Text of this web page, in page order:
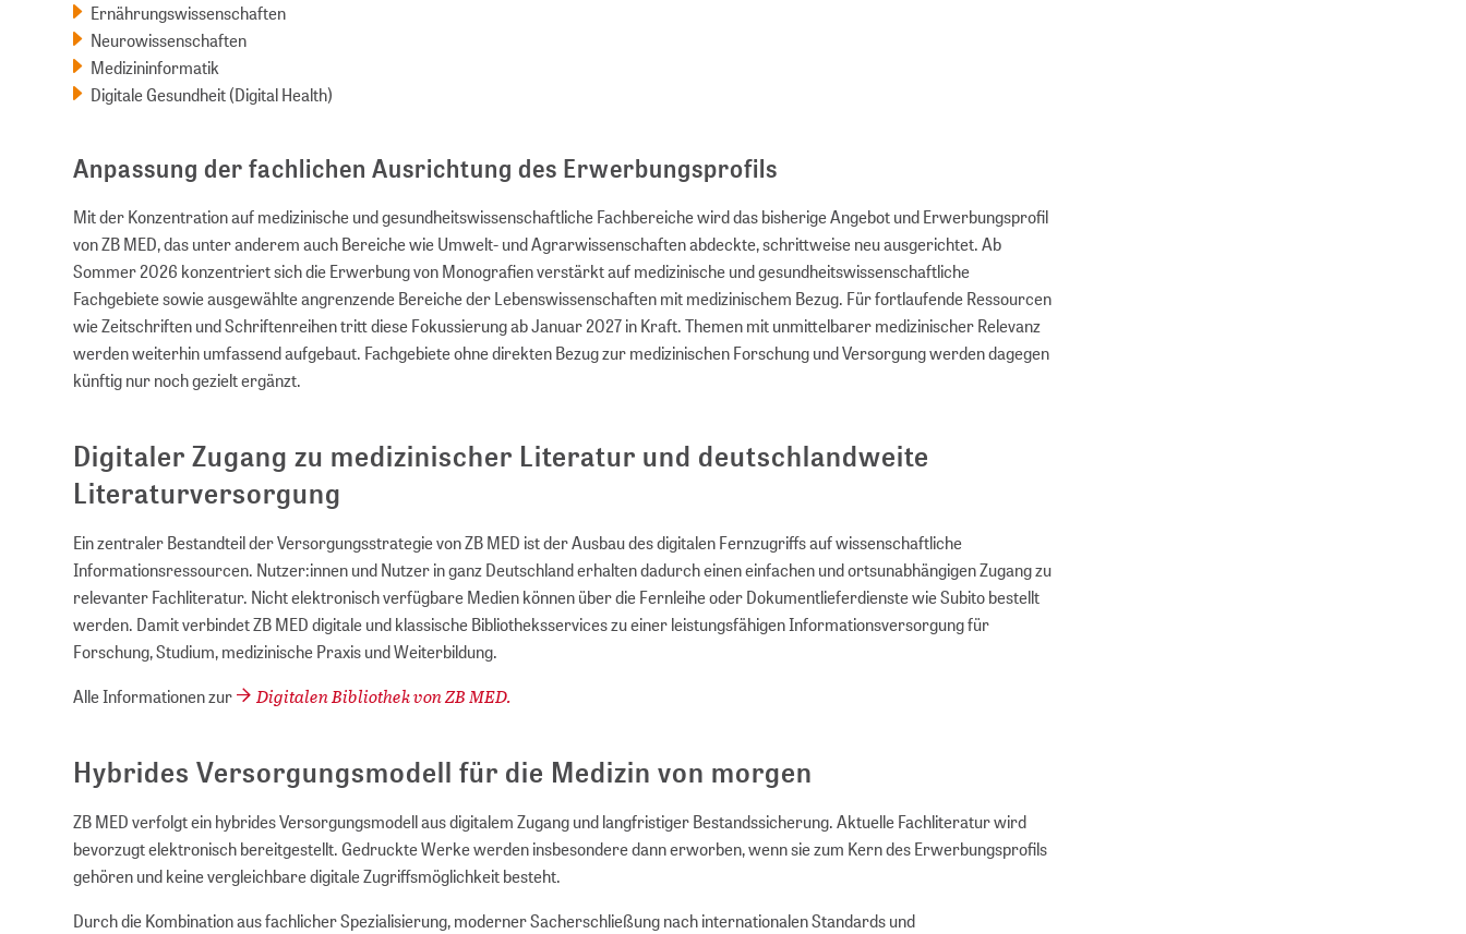
Ernährungswissenschaften
Neurowissenschaften
Medizininformatik
Digitale Gesundheit (Digital Health)
Anpassung der fachlichen Ausrichtung des Erwerbungsprofils
Mit der Konzentration auf medizinische und gesundheitswissenschaftliche Fachbereiche wird das bisherige Angebot und Erwerbungsprofil
von ZB MED, das unter anderem auch Bereiche wie Umwelt- und Agrarwissenschaften abdeckte, schrittweise neu ausgerichtet. Ab
Sommer 2026 konzentriert sich die Erwerbung von Monografien verstärkt auf medizinische und gesundheitswissenschaftliche
Fachgebiete sowie ausgewählte angrenzende Bereiche der Lebenswissenschaften mit medizinischem Bezug. Für fortlaufende Ressourcen
wie Zeitschriften und Schriftenreihen tritt diese Fokussierung ab Januar 2027 in Kraft. Themen mit unmittelbarer medizinischer Relevanz
werden weiterhin umfassend aufgebaut. Fachgebiete ohne direkten Bezug zur medizinischen Forschung und Versorgung werden dagegen
künftig nur noch gezielt ergänzt.
Digitaler Zugang zu medizinischer Literatur und deutschlandweite
Literaturversorgung
Ein zentraler Bestandteil der Versorgungsstrategie von ZB MED ist der Ausbau des digitalen Fernzugriffs auf wissenschaftliche
Informationsressourcen. Nutzer:innen und Nutzer in ganz Deutschland erhalten dadurch einen einfachen und ortsunabhängigen Zugang zu
relevanter Fachliteratur. Nicht elektronisch verfügbare Medien können über die Fernleihe oder Dokumentlieferdienste wie Subito bestellt
werden. Damit verbindet ZB MED digitale und klassische Bibliotheksservices zu einer leistungsfähigen Informationsversorgung für
Forschung, Studium, medizinische Praxis und Weiterbildung.
Alle Informationen zur
Digitalen Bibliothek von ZB MED.
Hybrides Versorgungsmodell für die Medizin von morgen
ZB MED verfolgt ein hybrides Versorgungsmodell aus digitalem Zugang und langfristiger Bestandssicherung. Aktuelle Fachliteratur wird
bevorzugt elektronisch bereitgestellt. Gedruckte Werke werden insbesondere dann erworben, wenn sie zum Kern des Erwerbungsprofils
gehören und keine vergleichbare digitale Zugriffsmöglichkeit besteht.
Durch die Kombination aus fachlicher Spezialisierung, moderner Sacherschließung nach internationalen Standards und